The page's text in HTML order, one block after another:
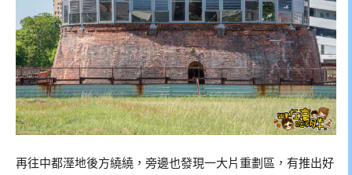
再往中都溼地後方繞繞，旁邊也發現一大片重劃區，有推出好